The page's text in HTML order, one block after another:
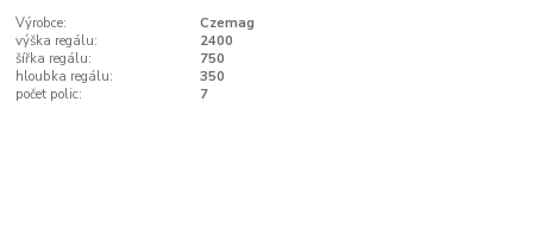
Výrobce:
Czemag
výška regálu:
2400
šířka regálu:
750
hloubka regálu:
350
počet polic:
7